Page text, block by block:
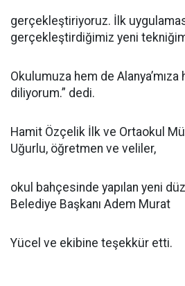
gerçekleştiriyoruz. İlk
gerçekleştirdiğimiz yeni
Okulumuza hem de Alanya’mıza
diliyorum.” dedi.
Hamit Özçelik İlk ve Ortaokul
Uğurlu, öğretmen ve veliler,
okul bahçesinde yapılan yeni
Belediye Başkanı Adem Murat
Yücel ve ekibine teşekkür etti.